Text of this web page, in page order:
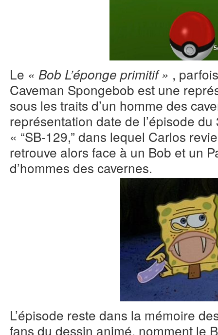
Le « Bob L’éponge primitif » ,
Caveman Spongebob est une
sous les traits d’un homme des
représentation date de l’épisode
« “SB-129,” dans lequel Carlos
retrouve alors face à un Bob et un
d’hommes des cavernes.
L’épisode reste dans la mémoire
fans du dessin animé, nomment le